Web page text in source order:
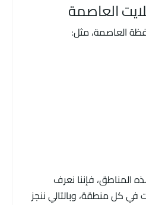
العاصمة
العاصمة، مثل:
المناطق، فإننا نعرف
في كل منطقة، وبالتالي ننجز